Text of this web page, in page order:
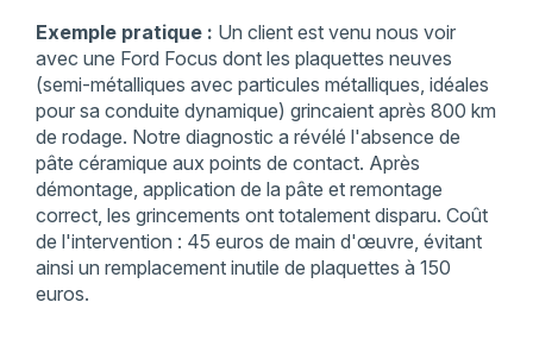
Exemple pratique : Un client est venu nous voir
avec une Ford Focus dont les plaquettes neuves
(semi-métalliques avec particules métalliques, idéales
pour sa conduite dynamique) grincaient après 800 km
de rodage. Notre diagnostic a révélé l'absence de
pâte céramique aux points de contact. Après
démontage, application de la pâte et remontage
correct, les grincements ont totalement disparu. Coût
de l'intervention : 45 euros de main d'œuvre, évitant
ainsi un remplacement inutile de plaquettes à 150
euros.